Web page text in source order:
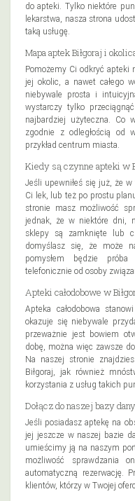
do apteki. Tylko niektóre
lekarstwa, nasza strona
taką usługę.
Mapa aptek Biłgoraj i
Pomożemy Ci odkryć apteki
jej okolic, a nawet całego
niebywale prosta i
wystarczy tylko
najbardziej użyteczna. Co
zgodnie z odległością od
przykład centrum miasta.
Kiedy są czynne apteki w
Jeśli upewniłeś się już, że
Ci lek, lub też po prostu
stronie masz możliwość
jednak, że w niektóre dni,
sklepy są zamknięte lub
domyślasz się, że może
pomysłem będzie próba
telefonicznie od osoby
Apteki całodobowe w
Apteka całodobowa
okazuje się niebywale
przeważnie jest bowiem
dobę, można więc zawsze
Na naszej stronie
Biłgoraj, jak również
korzystania z usług takich
Dołącz do naszej bazy
Jeśli posiadasz aptekę na
jej jeszcze w naszej bazie
umieścimy ją na naszym
możliwość sprawdzania
automatyczną rezerwację.
klientów, którzy w Twojej